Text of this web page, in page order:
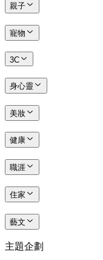
親子
寵物
3C
身心靈
美妝
健康
職涯
住家
藝文
主題企劃